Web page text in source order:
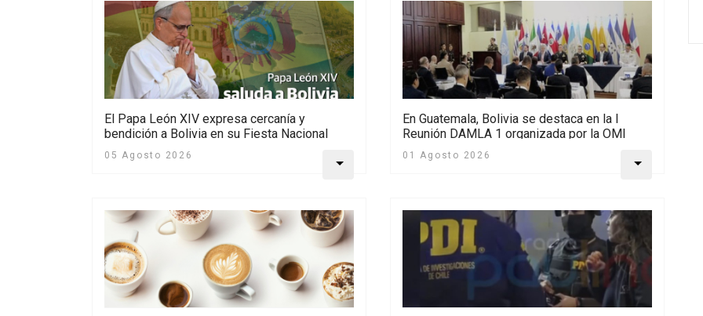
El Papa León XIV expresa cercanía y
bendición a Bolivia en su Fiesta Nacional
05 Agosto 2026
En Guatemala, Bolivia se destaca en la I
Reunión DAMLA 1 organizada por la OMI
01 Agosto 2026